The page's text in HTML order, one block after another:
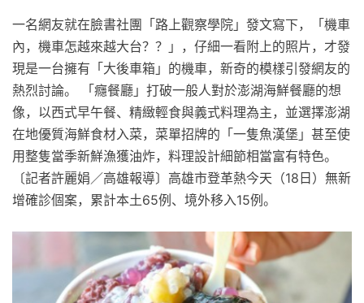
一名網友就在臉書社團「路上觀察學院」發文寫下，「機車
內，機車怎越來越大台？？」，仔細一看附上的照片，才發
現是一台擁有「大後車箱」的機車，新奇的模樣引發網友的
熱烈討論。 「癮餐廳」打破一般人對於澎湖海鮮餐廳的想
像，以西式早午餐、精緻輕食與義式料理為主，並選擇澎湖
在地優質海鮮食材入菜，菜單招牌的「一隻魚漢堡」甚至使
用整隻當季新鮮漁獲油炸，料理設計細節相當富有特色。
〔記者許麗娟／高雄報導〕高雄市登革熱今天（18日）無新
增確診個案，累計本土65例、境外移入15例。